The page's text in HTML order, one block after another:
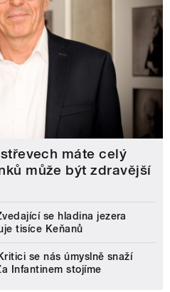
máte celý
může být zdravější
se hladina jezera
tisíce Keňanů
se nás úmyslně snaží
Infantinem stojíme